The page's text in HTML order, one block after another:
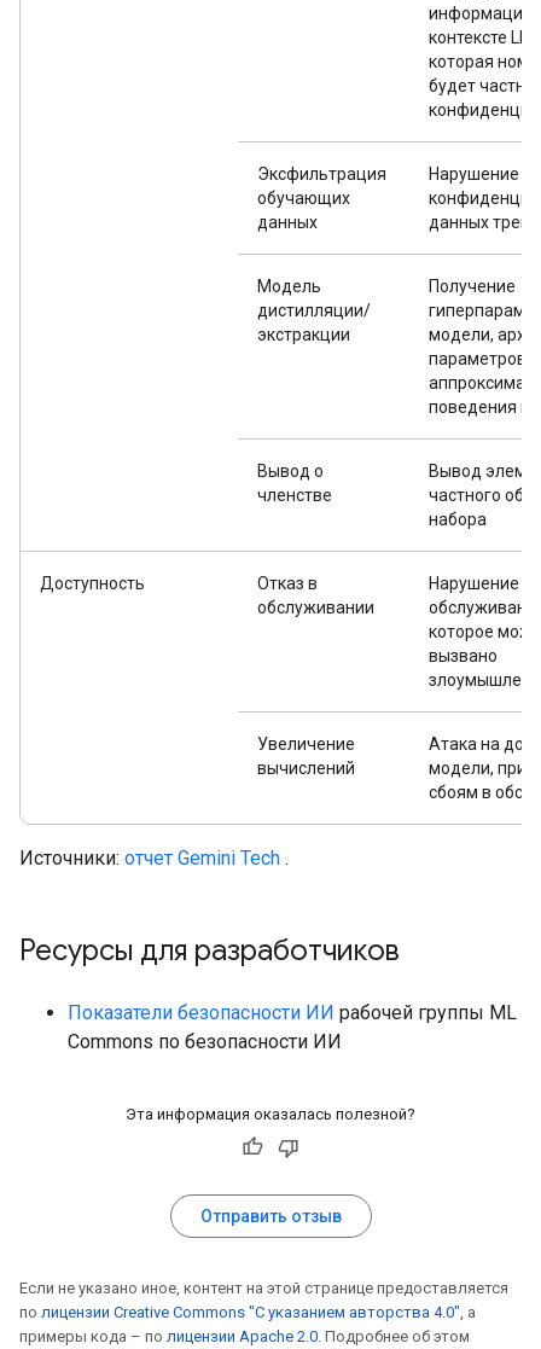
информацию
контексте
которая
будет
Эксфильтрация
обучающих
данных
Нарушение
данных
Модель
дистилляции/
экстракции
Получение
модели,
параметров
поведения
Вывод о
членстве
Вывод
частного
набора
Доступность
Отказ в
обслуживании
Нарушение
которое
вызвано
Увеличение
вычислений
Атака на
модели,
сбоям в
Источники: отчет Gemini Tech .
Ресурсы для разработчиков
Показатели безопасности ИИ рабочей группы ML
Commons по безопасности ИИ
Эта информация оказалась полезной?
Отправить отзыв
Если не указано иное, контент на этой странице предоставляется
по лицензии Creative Commons "С указанием авторства 4.0", а
примеры кода – по лицензии Apache 2.0. Подробнее об этом